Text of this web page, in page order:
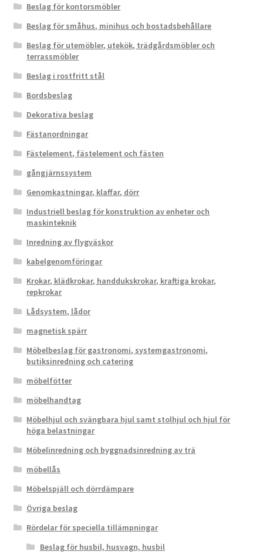
Beslag för kontorsmöbler
Beslag för småhus, minihus och bostadsbehållare
Beslag för utemöbler, utekök, trädgårdsmöbler och
terrassmöbler
Beslag i rostfritt stål
Bordsbeslag
Dekorativa beslag
Fästanordningar
Fästelement, fästelement och fästen
gångjärnssystem
Genomkastningar, klaffar, dörr
Industriell beslag för konstruktion av enheter och
maskinteknik
Inredning av flygväskor
kabelgenomföringar
Krokar, klädkrokar, handdukskrokar, kraftiga krokar,
repkrokar
Lådsystem, lådor
magnetisk spärr
Möbelbeslag för gastronomi, systemgastronomi,
butiksinredning och catering
möbelfötter
möbelhandtag
Möbelhjul och svängbara hjul samt stolhjul och hjul för
höga belastningar
Möbelinredning och byggnadsinredning av trä
möbellås
Möbelspjäll och dörrdämpare
Övriga beslag
Rördelar för speciella tillämpningar
Beslag för husbil, husvagn, husbil